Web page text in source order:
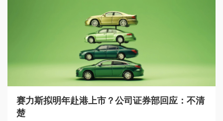
赛力斯拟明年赴港上市？公司证券部回应：不清
楚